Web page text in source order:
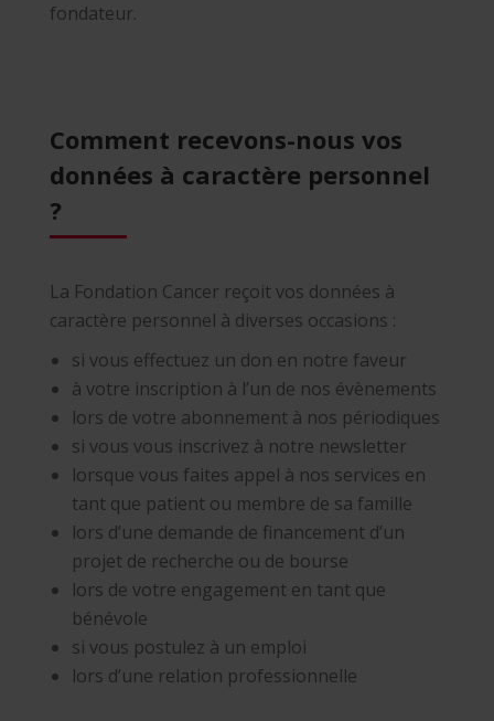
fondateur.
Comment recevons-nous vos
données à caractère personnel
?
La Fondation Cancer reçoit vos données à
caractère personnel à diverses occasions :
si vous effectuez un don en notre faveur
à votre inscription à l’un de nos évènements
lors de votre abonnement à nos périodiques
si vous vous inscrivez à notre newsletter
lorsque vous faites appel à nos services en
tant que patient ou membre de sa famille
lors d’une demande de financement d’un
projet de recherche ou de bourse
lors de votre engagement en tant que
bénévole
si vous postulez à un emploi
lors d’une relation professionnelle